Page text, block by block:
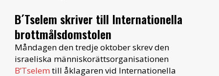
B´Tselem skriver till Internationella
brottmålsdomstolen
Måndagen den tredje oktober skrev den
israeliska människorättsorganisationen
B’Tselem till åklagaren vid Internationella